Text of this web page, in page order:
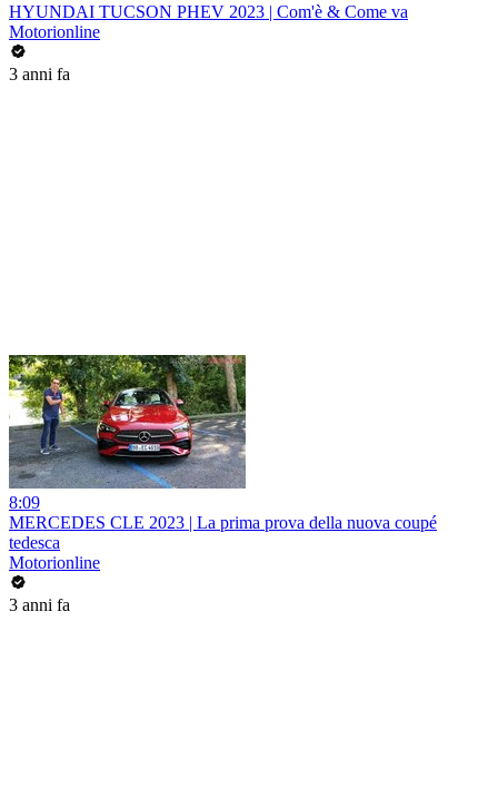
HYUNDAI TUCSON PHEV 2023 | Com'è & Come va
Motorionline
3 anni fa
8:09
MERCEDES CLE 2023 | La prima prova della nuova coupé
tedesca
Motorionline
3 anni fa